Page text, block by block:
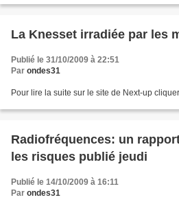
La Knesset irradiée par les
Publié le 31/10/2009 à 22:51
Par ondes31
Pour lire la suite sur le site de Next-up
Radiofréquences: un
les risques publié jeudi
Publié le 14/10/2009 à 16:11
Par ondes31